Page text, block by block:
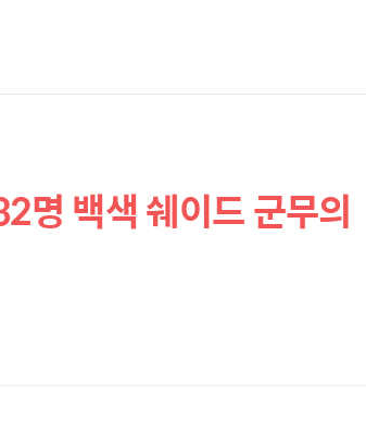
명 백색 쉐이드 군무의